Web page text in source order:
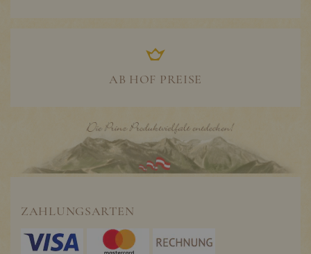
AB HOF PREISE
ZAHLUNGSARTEN